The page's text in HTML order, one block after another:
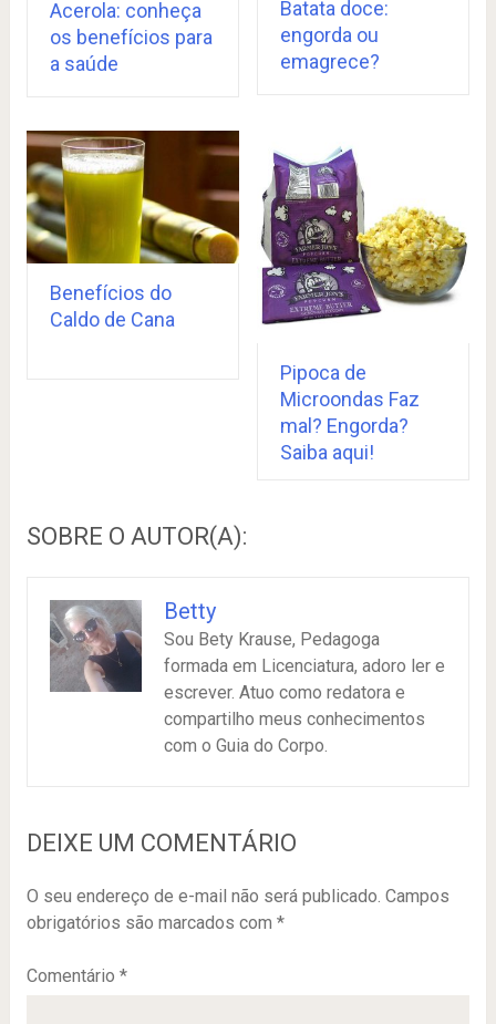
Acerola: conheça
os benefícios para
a saúde
Batata doce:
engorda ou
emagrece?
Benefícios do
Caldo de Cana
Pipoca de
Microondas Faz
mal? Engorda?
Saiba aqui!
SOBRE O AUTOR(A):
Betty
Sou Bety Krause, Pedagoga
formada em Licenciatura, adoro ler e
escrever. Atuo como redatora e
compartilho meus conhecimentos
com o Guia do Corpo.
DEIXE UM COMENTÁRIO
O seu endereço de e-mail não será publicado. Campos
obrigatórios são marcados com *
Comentário *